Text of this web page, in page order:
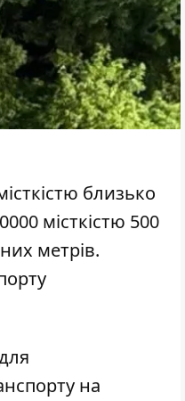
близько
місткістю 500
метрів.
на